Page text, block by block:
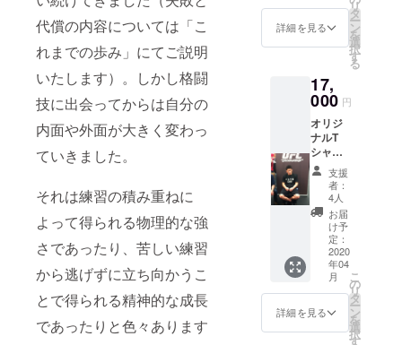
代償の内容については「こ
れまでの歩み」にてご説明
いたします）。しかし格闘
技に出会ってからは自分の
内面や外面が大きく変わっ
ていきました。
それは練習の積み重ねに
よって得られる物理的な強
さであったり、苦しい練習
から逃げずに立ち向かうこ
とで得られる精神的な成長
であったりと色々あります
（不良
先輩T
シャツ
はXSサ
御座い
ません)
詳細を見る
リ
タ
ー
ン
を
選
択
す
る
17,
000 円
オリジ
ナルT
シャツ
＋不良
先輩T
シャツ
＋入会
金&会費
3か月チ
ケット
（有効
期限な
し）
支援
者：
4人
お届
け予
定：
2020
年04
月
詳細を見る
こ
の
リ
タ
ー
ン
を
選
択
す